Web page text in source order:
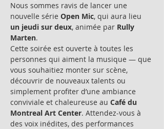
Nous sommes ravis de lancer une
nouvelle série Open Mic, qui aura lieu
un jeudi sur deux, animée par Rully
Marten.
Cette soirée est ouverte à toutes les
personnes qui aiment la musique — que
vous souhaitiez monter sur scène,
découvrir de nouveaux talents ou
simplement profiter d’une ambiance
conviviale et chaleureuse au Café du
Montreal Art Center. Attendez-vous à
des voix inédites, des performances